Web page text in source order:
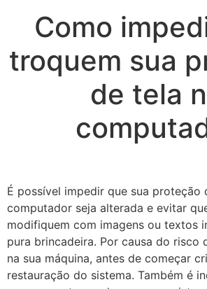
Como
troquem sua
de tela
É possível impedir que sua proteção
computador seja alterada e evitar
modifiquem com imagens ou textos
pura brincadeira. Por causa do risco
na sua máquina, antes de começar
restauração do sistema. Também é